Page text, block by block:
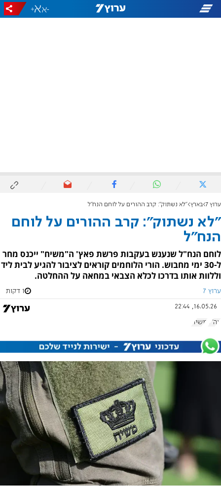
-
+
ערוץ 7 בארץ "לא נשתוק": קרב ההורים על לוחם הנח"ל
"לא נשתוק": קרב ההורים על לוחם
הנח"ל
לוחם הנח"ל שנענש בעקבות פרשת פאץ' ה"משיח" ייכנס מחר
ל-30 ימי מחבוש. הורי הלוחמים קוראים לציבור להגיע לבית ליד
וללוות אותו בדרכו לכלא הצבאי במחאה על ההחלטה.
ערוץ 7 1 דקות
16.05.26, 22:44
צה"ל משיח